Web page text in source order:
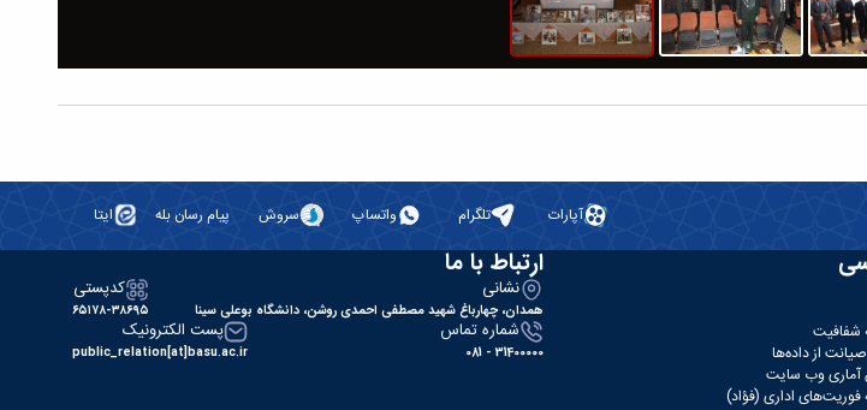
آپارات تلگرام واتساپ سروش پیام رسان بله ایتا
شفافیت
صیانت از داده‌ها
آماری وب‌ سایت
فوریت‌های اداری (فؤاد)
ارتباط با ما
نشانی
همدان، چهارباغ شهید مصطفی احمدی روشن، دانشگاه بوعلی سینا
کدپستی
۶۵۱۷۸-۳۸۶۹۵
شماره تماس
31400000 - 081
پست الکترونیک
public_relation[at]basu.ac.ir